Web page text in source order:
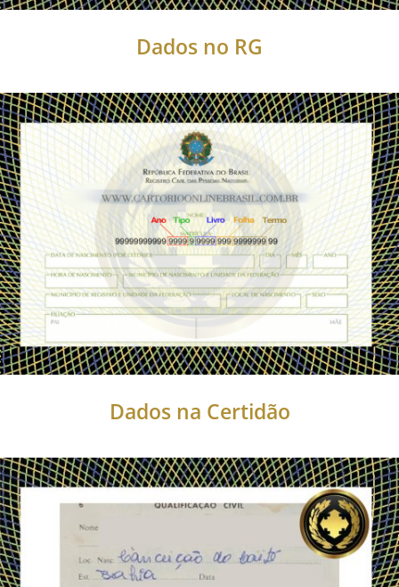
Dados no RG
Dados na Certidão